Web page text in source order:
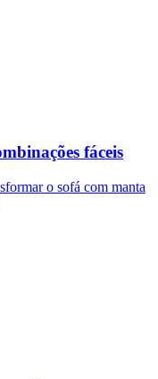
fáceis
o sofá com manta